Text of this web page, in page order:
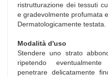
ristrutturazione dei tessuti
e gradevolmente profumata
Dermatologicamente testata.
Modalità d'uso
Stendere uno strato
ripetendo
penetrare delicatamente